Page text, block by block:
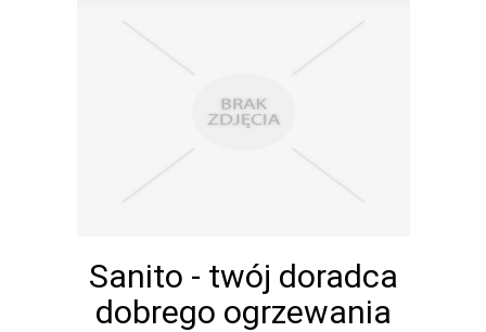
Sanito - twój doradca
dobrego ogrzewania